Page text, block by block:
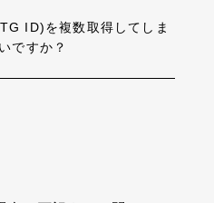
ID)を複数取得してしま
ですか？